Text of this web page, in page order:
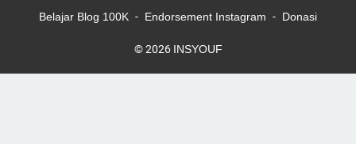
Belajar Blog 100K
Endorsement Instagram Donasi
© 2026 INSYOUF